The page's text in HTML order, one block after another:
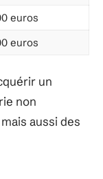
euros
euros
un
non
aussi des